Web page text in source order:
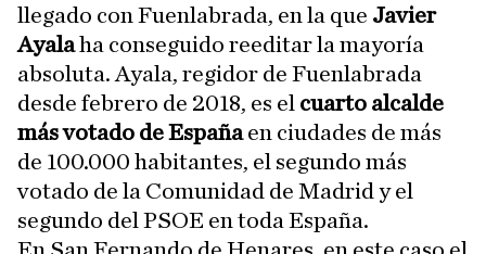
llegado con Fuenlabrada, en la que Javier
Ayalaha conseguido reeditar la mayoría
absoluta. Ayala, regidor de Fuenlabrada
desde febrero de 2018, es el cuarto alcalde
más votado de Españaen ciudades de más
de 100.000 habitantes, el segundo más
votado de la Comunidad de Madrid y el
segundo del PSOE en toda España.